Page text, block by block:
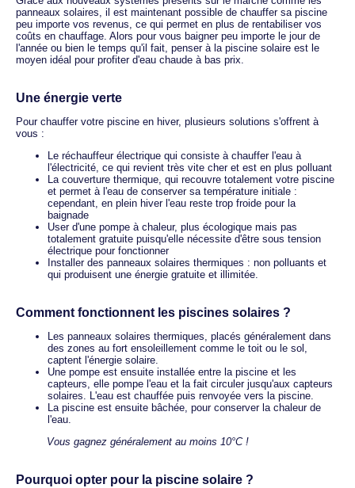
panneaux solaires, il est maintenant possible de chauffer sa piscine
peu importe vos revenus, ce qui permet en plus de rentabiliser vos
coûts en chauffage. Alors pour vous baigner peu importe le jour de
l'année ou bien le temps qu'il fait, penser à la piscine solaire est le
moyen idéal pour profiter d'eau chaude à bas prix.
Une énergie verte
Pour chauffer votre piscine en hiver, plusieurs solutions s'offrent à
vous :
Le réchauffeur électrique qui consiste à chauffer l'eau à
l'électricité, ce qui revient très vite cher et est en plus polluant
La couverture thermique, qui recouvre totalement votre piscine
et permet à l'eau de conserver sa température initiale :
cependant, en plein hiver l'eau reste trop froide pour la
baignade
User d'une pompe à chaleur, plus écologique mais pas
totalement gratuite puisqu'elle nécessite d'être sous tension
électrique pour fonctionner
Installer des panneaux solaires thermiques : non polluants et
qui produisent une énergie gratuite et illimitée.
Comment fonctionnent les piscines solaires ?
Les panneaux solaires thermiques, placés généralement dans
des zones au fort ensoleillement comme le toit ou le sol,
captent l'énergie solaire.
Une pompe est ensuite installée entre la piscine et les
capteurs, elle pompe l'eau et la fait circuler jusqu'aux capteurs
solaires. L'eau est chauffée puis renvoyée vers la piscine.
La piscine est ensuite bâchée, pour conserver la chaleur de
l'eau.
Vous gagnez généralement au moins 10°C !
Pourquoi opter pour la piscine solaire ?